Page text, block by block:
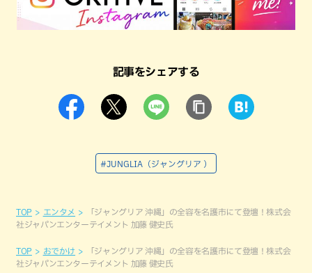
記事をシェアする
#JUNGLIA（ジャングリア ）
TOP エンタメ
「ジャングリア 沖縄」の全容を名護市にて登壇！株式会
社ジャパンエンターテイメント 加藤 健史氏
TOP おでかけ
「ジャングリア 沖縄」の全容を名護市にて登壇！株式会
社ジャパンエンターテイメント 加藤 健史氏